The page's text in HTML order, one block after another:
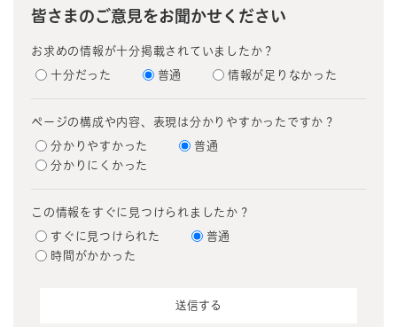
皆さまのご意見をお聞かせください
お求めの情報が十分掲載されていましたか？
十分だった 普通 情報が足りなかった
ページの構成や内容、表現は分かりやすかったですか？
分かりやすかった
普通
分かりにくかった
この情報をすぐに見つけられましたか？
すぐに見つけられた
普通
時間がかかった